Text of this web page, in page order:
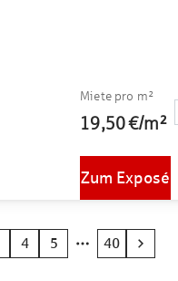
Miete pro m²
19,50 €/m²
Zum Exposé
4 5 40